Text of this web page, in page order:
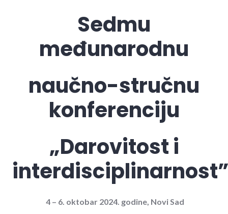
Sedmu
međunarodnu
naučno-stručnu
konferenciju
„Darovitost i
interdisciplinarnost
4 – 6. oktobar 2024. godine, Novi Sad